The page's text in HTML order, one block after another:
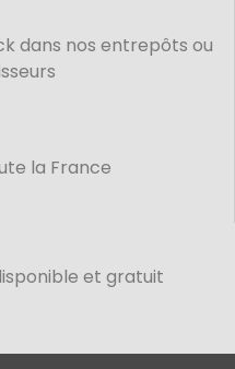
dans nos entrepôts ou
la France
et gratuit